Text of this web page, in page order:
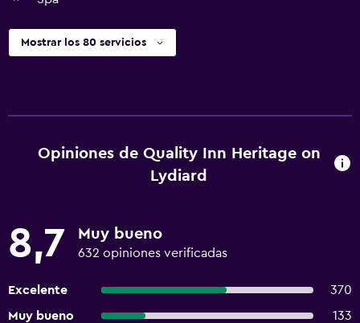
Mostrar los 80 servicios
Opiniones de Quality Inn Heritage on
Lydiard
8,7 Muy bueno
632 opiniones verificadas
Excelente
370
Muy bueno
133